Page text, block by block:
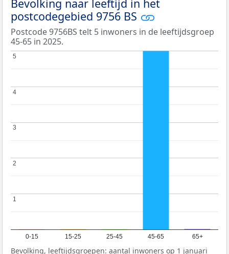
Bevolking naar leeftijd in het
postcodegebied 9756 BS
Postcode 9756BS telt 5 inwoners in de leeftijdsgroep
45-65 in 2025.
0-15 15-25 25-45 45-65 65+
1
1
2
2
3
3
4
4
5
5
Bevolking, leeftijdsgroepen: aantal inwoners op 1 januari